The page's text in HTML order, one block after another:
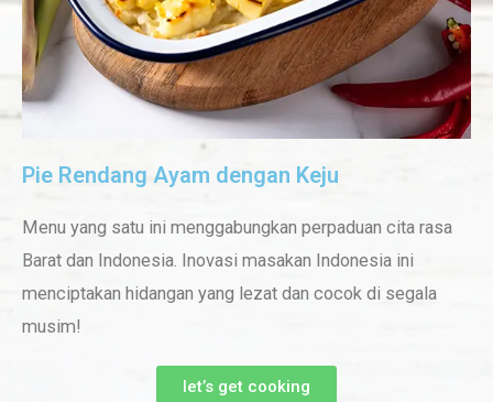
Pie Rendang Ayam dengan Keju
Menu yang satu ini menggabungkan perpaduan cita rasa
Barat dan Indonesia. Inovasi masakan Indonesia ini
menciptakan hidangan yang lezat dan cocok di segala
musim!
let’s get cooking